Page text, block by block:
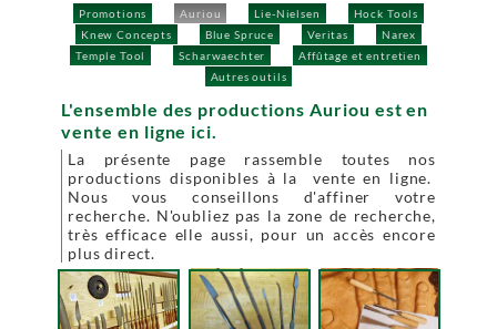
Promotions Auriou Lie-Nielsen
Hock Tools
Knew Concepts
Blue Spruce Veritas
Narex
Temple Tool
Scharwaechter
Affûtage et entretien
Autres outils
L'ensemble des productions Auriou est en
vente en ligne ici.
La présente page rassemble toutes nos
productions disponibles à la vente en ligne.
Nous vous conseillons d'affiner votre
recherche. N'oubliez pas la zone de recherche,
très efficace elle aussi, pour un accès encore
plus direct.